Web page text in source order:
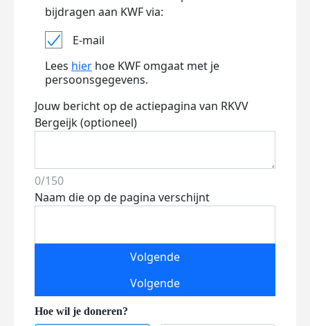
bijdragen aan KWF via:
E-mail
Lees hier hoe KWF omgaat met je
persoonsgegevens.
Jouw bericht op de actiepagina van RKVV
Bergeijk (optioneel)
0/150
Naam die op de pagina verschijnt
Volgende
Volgende